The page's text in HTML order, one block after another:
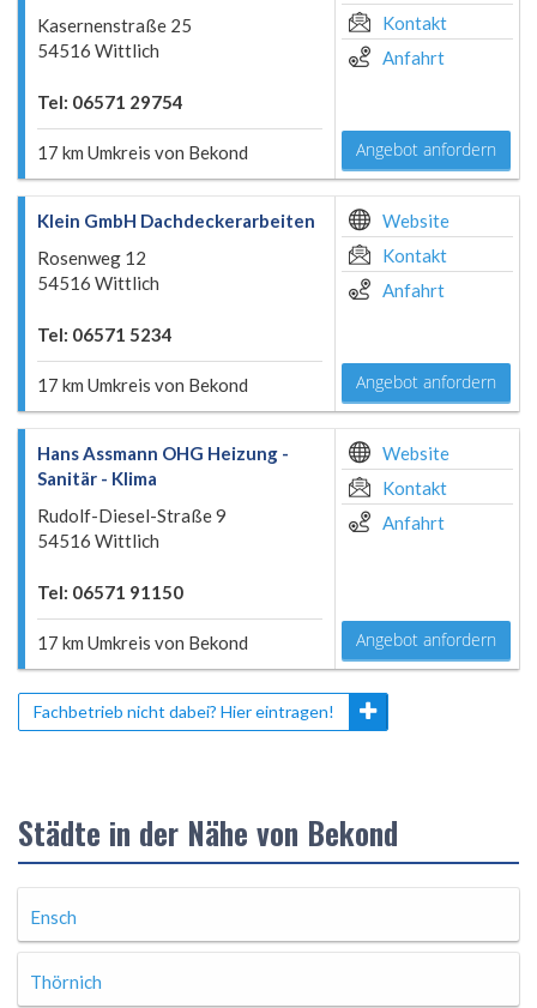
Kasernenstraße 25
54516 Wittlich
Tel: 06571 29754
17 km Umkreis von Bekond
Kontakt
Anfahrt
Angebot anfordern
Klein GmbH Dachdeckerarbeiten
Rosenweg 12
54516 Wittlich
Tel: 06571 5234
17 km Umkreis von Bekond
Website
Kontakt
Anfahrt
Angebot anfordern
Hans Assmann OHG Heizung -
Sanitär - Klima
Rudolf-Diesel-Straße 9
54516 Wittlich
Tel: 06571 91150
17 km Umkreis von Bekond
Website
Kontakt
Anfahrt
Angebot anfordern
Fachbetrieb nicht dabei? Hier eintragen!
Städte in der Nähe von Bekond
Ensch
Thörnich